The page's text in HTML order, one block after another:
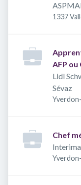
1337
AFP ou
Lidl
Sévaz
Chef